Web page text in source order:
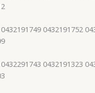
0432191752
0432191323